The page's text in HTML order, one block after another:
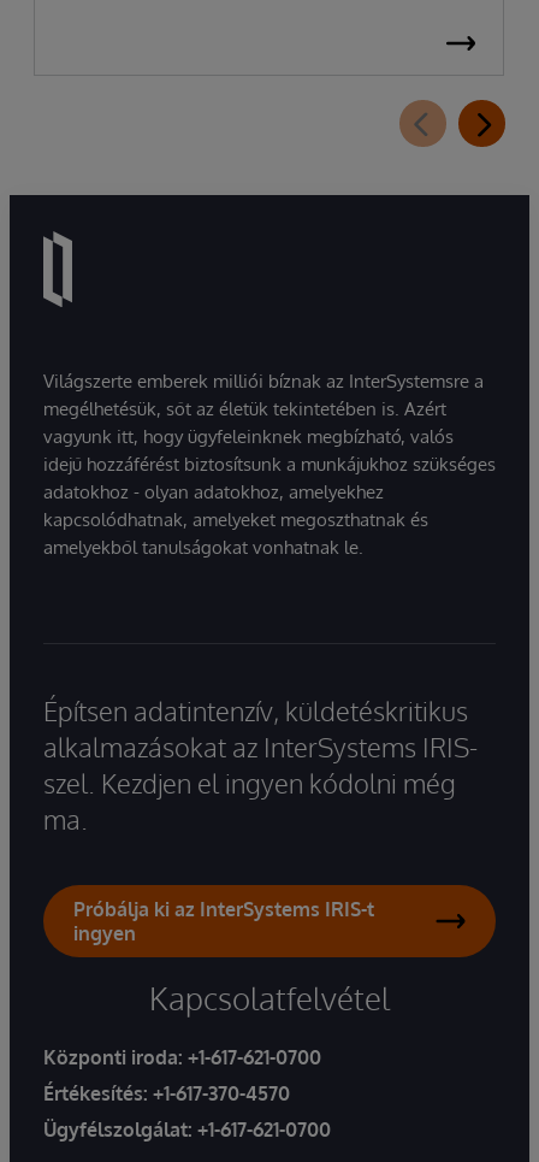
Világszerte emberek milliói bíznak az InterSystemsre a
megélhetésük, sőt az életük tekintetében is. Azért
vagyunk itt, hogy ügyfeleinknek megbízható, valós
idejű hozzáférést biztosítsunk a munkájukhoz szükséges
adatokhoz - olyan adatokhoz, amelyekhez
kapcsolódhatnak, amelyeket megoszthatnak és
amelyekből tanulságokat vonhatnak le.
Építsen adatintenzív, küldetéskritikus
alkalmazásokat az InterSystems IRIS-
szel. Kezdjen el ingyen kódolni még
ma.
Próbálja ki az InterSystems IRIS-t
ingyen
Kapcsolatfelvétel
Központi iroda: +1-617-621-0700
Értékesítés: +1-617-370-4570
Ügyfélszolgálat: +1-617-621-0700